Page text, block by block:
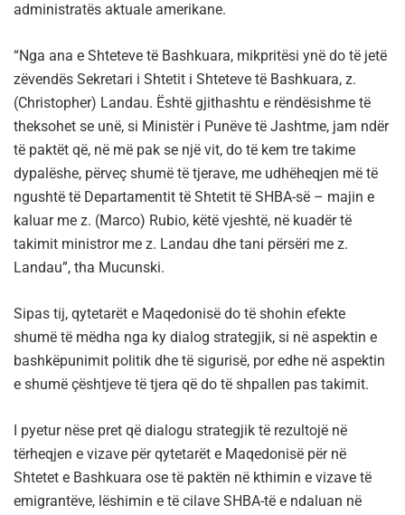
administratës aktuale amerikane.
“Nga ana e Shteteve të Bashkuara, mikpritësi ynë do të jetë
zëvendës Sekretari i Shtetit i Shteteve të Bashkuara, z.
(Christopher) Landau. Është gjithashtu e rëndësishme të
theksohet se unë, si Ministër i Punëve të Jashtme, jam ndër
të paktët që, në më pak se një vit, do të kem tre takime
dypalëshe, përveç shumë të tjerave, me udhëheqjen më të
ngushtë të Departamentit të Shtetit të SHBA-së – majin e
kaluar me z. (Marco) Rubio, këtë vjeshtë, në kuadër të
takimit ministror me z. Landau dhe tani përsëri me z.
Landau”, tha Mucunski.
Sipas tij, qytetarët e Maqedonisë do të shohin efekte
shumë të mëdha nga ky dialog strategjik, si në aspektin e
bashkëpunimit politik dhe të sigurisë, por edhe në aspektin
e shumë çështjeve të tjera që do të shpallen pas takimit.
I pyetur nëse pret që dialogu strategjik të rezultojë në
tërheqjen e vizave për qytetarët e Maqedonisë për në
Shtetet e Bashkuara ose të paktën në kthimin e vizave të
emigrantëve, lëshimin e të cilave SHBA-të e ndaluan në